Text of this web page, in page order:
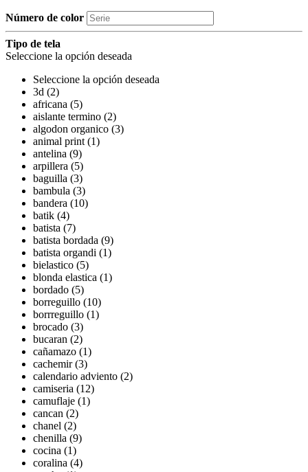
Número de color
Tipo de tela
Seleccione la opción deseada
Seleccione la opción deseada
3d (2)
africana (5)
aislante termino (2)
algodon organico (3)
animal print (1)
antelina (9)
arpillera (5)
baguilla (3)
bambula (3)
bandera (10)
batik (4)
batista (7)
batista bordada (9)
batista organdi (1)
bielastico (5)
blonda elastica (1)
bordado (5)
borreguillo (10)
borrreguillo (1)
brocado (3)
bucaran (2)
cañamazo (1)
cachemir (3)
calendario adviento (2)
camiseria (12)
camuflaje (1)
cancan (2)
chanel (2)
chenilla (9)
cocina (1)
coralina (4)